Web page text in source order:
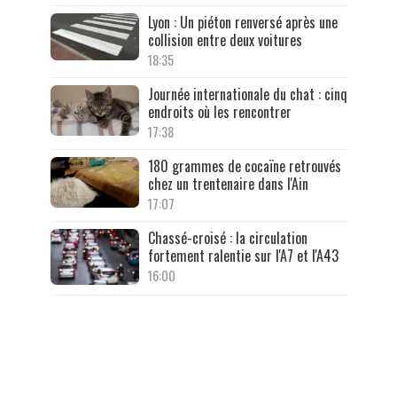
Lyon : Un piéton renversé après une
collision entre deux voitures
18:35
Journée internationale du chat : cinq
endroits où les rencontrer
17:38
180 grammes de cocaïne retrouvés
chez un trentenaire dans l'Ain
17:07
Chassé-croisé : la circulation
fortement ralentie sur l'A7 et l'A43
16:00